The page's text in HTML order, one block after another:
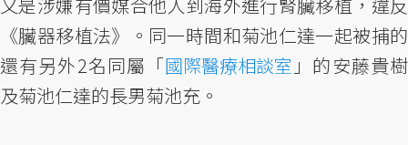
《臟器移植法》。同一時間和菊池仁達一起被捕的
還有另外2名同屬「國際醫療相談室 」的安藤貴樹
及菊池仁達的長男菊池充。